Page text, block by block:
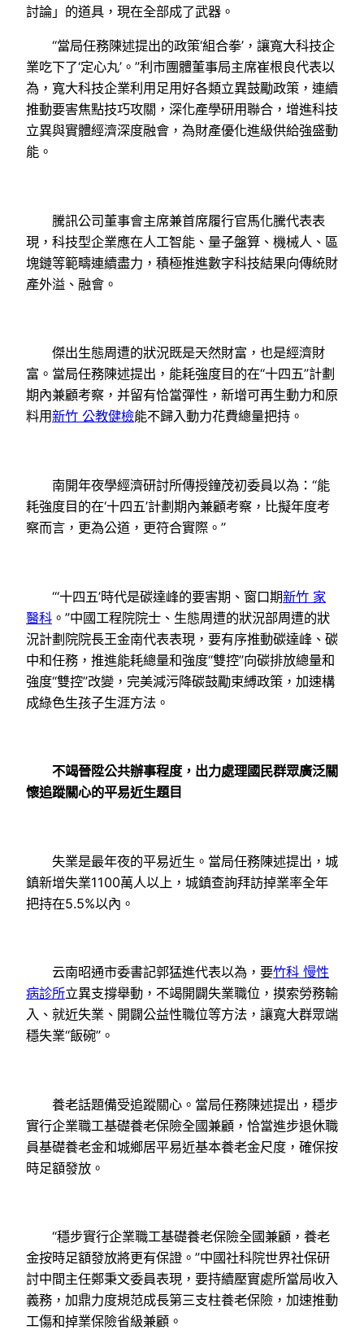
討論」的道具，現在全部成了武器。
“當局任務陳述提出的政策‘組合拳’，讓寬大科技企
業吃下了‘定心丸’。”利市團體董事局主席崔根良代表以
為，寬大科技企業利用足用好各類立異鼓勵政策，連續
推動要害焦點技巧攻關，深化產學研用聯合，增進科技
立異與實體經濟深度融會，為財產優化進級供給強盛動
能。
騰訊公司董事會主席兼首席履行官馬化騰代表表
現，科技型企業應在人工智能、量子盤算、機械人、區
塊鏈等範疇連續盡力，積極推進數字科技結果向傳統財
產外溢、融會。
傑出生態周遭的狀況既是天然財富，也是經濟財
富。當局任務陳述提出，能耗強度目的在“十四五”計劃
期內兼顧考察，并留有恰當彈性，新增可再生動力和原
料用新竹 公教健檢能不歸入動力花費總量把持。
南開年夜學經濟研討所傳授鐘茂初委員以為：“能
耗強度目的在‘十四五’計劃期內兼顧考察，比擬年度考
察而言，更為公道，更符合實際。”
“‘十四五’時代是碳達峰的要害期、窗口期新竹 家
醫科 。”中國工程院院士、生態周遭的狀況部周遭的狀
況計劃院院長王金南代表表現，要有序推動碳達峰、碳
中和任務，推進能耗總量和強度“雙控”向碳排放總量和
強度“雙控”改變，完美減污降碳鼓勵束縛政策，加速構
成綠色生孩子生涯方法。
不竭晉陞公共辦事程度，出力處理國民群眾廣泛關
懷追蹤關心的平易近生題目
失業是最年夜的平易近生。當局任務陳述提出，城
鎮新增失業1100萬人以上，城鎮查詢拜訪掉業率全年
把持在5.5%以內。
云南昭通市委書記郭猛進代表以為，要竹科 慢性
病診所立異支撐舉動，不竭開闢失業職位，摸索勞務輸
入、就近失業、開闢公益性職位等方法，讓寬大群眾端
穩失業“飯碗”。
養老話題備受追蹤關心。當局任務陳述提出，穩步
實行企業職工基礎養老保險全國兼顧，恰當進步退休職
員基礎養老金和城鄉居平易近基本養老金尺度，確保按
時足額發放。
“穩步實行企業職工基礎養老保險全國兼顧，養老
金按時足額發放將更有保證。”中國社科院世界社保研
討中間主任鄭秉文委員表現，要持續壓實處所當局收入
義務，加鼎力度規范成長第三支柱養老保險，加速推動
工傷和掉業保險省級兼顧。